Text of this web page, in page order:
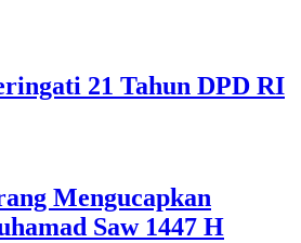
21 Tahun DPD RI
Mengucapkan
Saw 1447 H